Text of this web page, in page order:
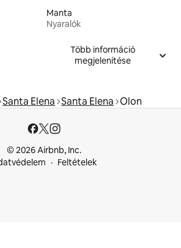
Manta
Nyaralók
Több információ
megjelenítése
Santa Elena Santa Elena Olon
© 2026 Airbnb, Inc.
Feltételek